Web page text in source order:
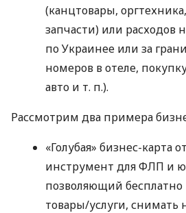
(канцтовары,
запчасти) или расходов
по Украинее или за
номеров в отеле,
авто и т. п.).
Рассмотрим два примера
«Голубая» бизнес-карта
инструмент для ФЛП и
позволяющий бесплатно
товары/услуги, снимать